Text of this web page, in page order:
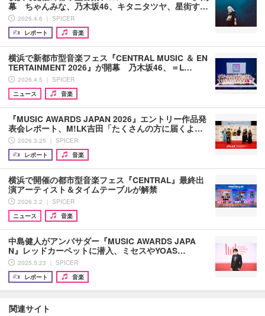
幕 ちゃんみな、乃木坂46、キタニタツヤ、星街す…
2026.4.6 ｜ SPICER
レポート
音楽
横浜で新都市型音楽フェス『CENTRAL MUSIC ＆ EN
TERTAINMENT 2026』が開幕 乃木坂46、＝L…
2026.4.5 ｜ SPICER
ニュース
音楽
『MUSIC AWARDS JAPAN 2026』エントリー作品発
表会レポート、M!LK吉田「たくさんの方に届くよ…
2026.3.25 ｜ SPICER
レポート
音楽
横浜で開催の都市型音楽フェス『CENTRAL』最終出
演アーティスト＆タイムテーブルが解禁
2026.3.2 ｜ SPICER
ニュース
音楽
中島健人がアンバサダー『MUSIC AWARDS JAPA
N』レッドカーペットに潜入、ミセスやYOAS…
2025.5.23 ｜ SPICER
レポート
音楽
関連サイト